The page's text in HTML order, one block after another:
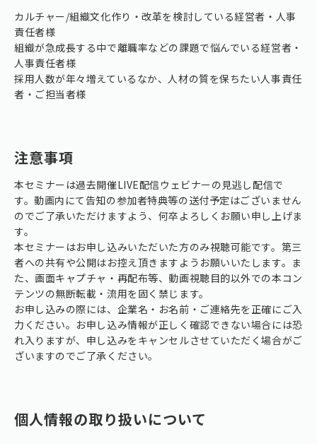
カルチャー/組織文化作り・改革を検討している経営者・人事
責任者様
組織が急成長する中で離職率などの課題で悩んでいる経営者・
人事責任者様
採用人数が年々増えているなか、人材の質を保ちたい人事責任
者・ご担当者様
注意事項
本セミナーは過去開催LIVE配信ウェビナーの見逃し配信で
す。動画内にて告知の参加者特典等の送付予定はございません
のでご了承いただけますよう、何卒よろしくお願い申し上げま
す。
本セミナーはお申し込みいただいた方のみ視聴可能です。第三
者への共有や公開はお控え頂きますようお願いいたします。ま
た、画面キャプチャ・再配布等、動画視聴目的以外での本コン
テンツの無断転載・流用を固く禁じます。
お申し込みの際には、企業名・お名前・ご連絡先を正確にご入
力ください。お申し込み情報が正しく確認できない場合には恐
れ入りますが、申し込みをキャンセルさせていただく場合がご
ざいますのでご了承ください。
個人情報の取り扱いについて